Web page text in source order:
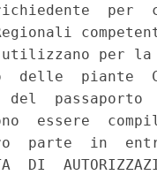
per
utilizzano per
delle  piante
passaporto
essere
parte  in
DI